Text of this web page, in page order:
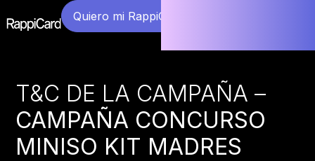
Quiero mi RappiCard
T&C DE LA CAMPAÑA –
CAMPAÑA CONCURSO
MINISO KIT MADRES